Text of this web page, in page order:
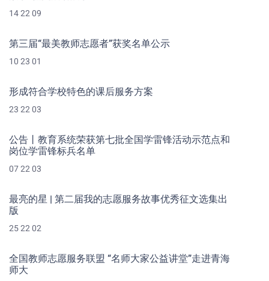
14 22 09
第三届“最美教师志愿者”获奖名单公示
10 23 01
形成符合学校特色的课后服务方案
23 22 03
公告丨教育系统荣获第七批全国学雷锋活动示范点和
岗位学雷锋标兵名单
07 22 03
最亮的星 | 第二届我的志愿服务故事优秀征文选集出
版
25 22 02
全国教师志愿服务联盟 “名师大家公益讲堂”走进青海
师大